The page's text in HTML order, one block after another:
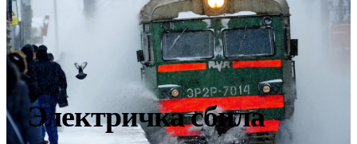
Электричка сбила